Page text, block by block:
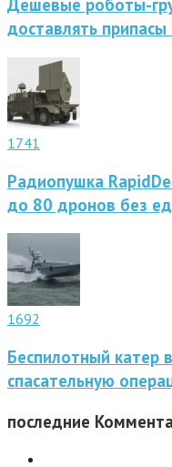
Дешевые роботы-
доставлять
1741
Радиопушка
до 80 дронов без
1692
Беспилотный катер
спасательную
последние